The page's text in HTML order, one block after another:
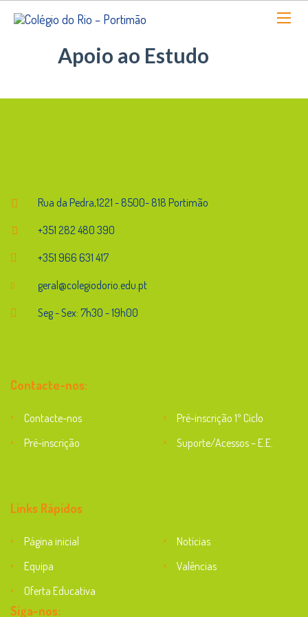
Apoio ao Estudo
Rua da Pedra,1221 - 8500- 818 Portimão
+351 282 480 390
+351 966 631 417
geral@colegiodorio.edu.pt
Seg - Sex: 7h30 - 19h00
Contacte-nos:
Contacte-nos
Pré-inscrição 1º Ciclo
Pré-inscrição
Suporte/Acessos – E.E.
Links Rápidos
Página inicial
Notícias
Equipa
Valências
Oferta Educativa
Siga-nos: